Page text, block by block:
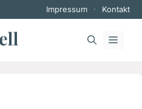
Impressum · Kontakt